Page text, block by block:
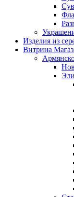
Изделия из
Витрина